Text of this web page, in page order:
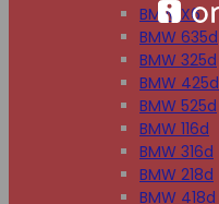
BMW X6
BMW 635d
BMW 325d
BMW 425d
BMW 525d
BMW 116d
BMW 316d
BMW 218d
BMW 418d